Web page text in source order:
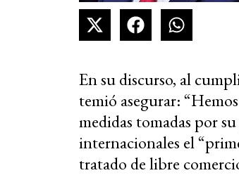
En su discurso, al
temió asegurar:
medidas tomadas por
internacionales el
tratado de libre